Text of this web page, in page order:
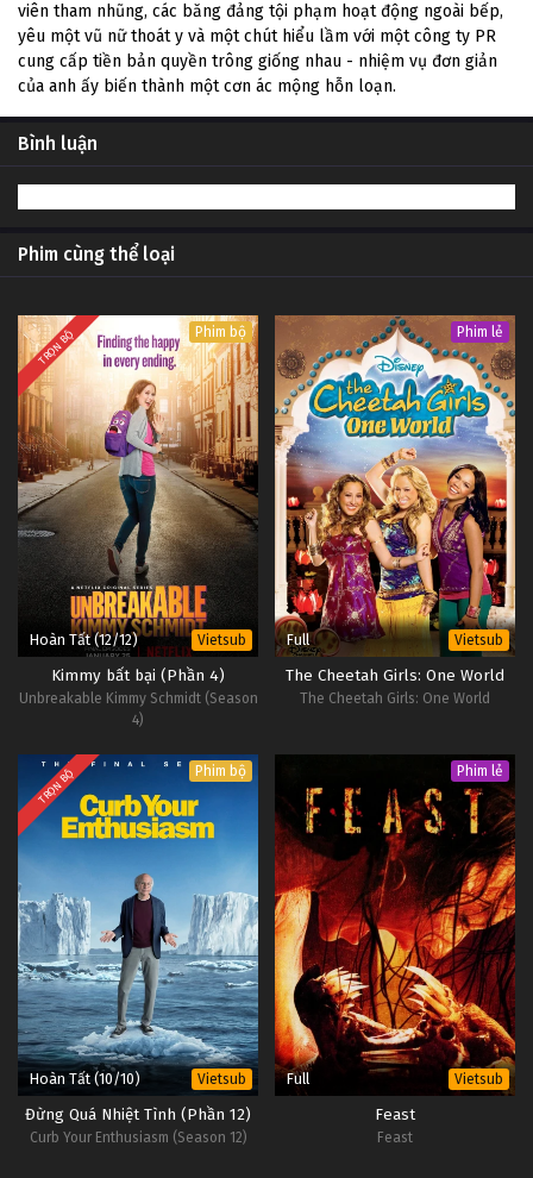
viên tham nhũng, các băng đảng tội phạm hoạt động ngoài bếp,
yêu một vũ nữ thoát y và một chút hiểu lầm với một công ty PR
cung cấp tiền bản quyền trông giống nhau - nhiệm vụ đơn giản
của anh ấy biến thành một cơn ác mộng hỗn loạn.
Bình luận
Phim cùng thể loại
TRỌN BỘ Phim bộ
Hoàn Tất (12/12) Vietsub
Kimmy bất bại (Phần 4)
Unbreakable Kimmy Schmidt (Season
4)
Phim lẻ
Full Vietsub
The Cheetah Girls: One World
The Cheetah Girls: One World
TRỌN BỘ Phim bộ
Hoàn Tất (10/10) Vietsub
Đừng Quá Nhiệt Tình (Phần 12)
Curb Your Enthusiasm (Season 12)
Phim lẻ
Full Vietsub
Feast
Feast